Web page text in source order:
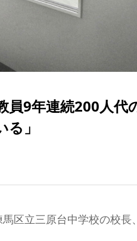
員9年連続200人代
」
区立三原台中学校の校長